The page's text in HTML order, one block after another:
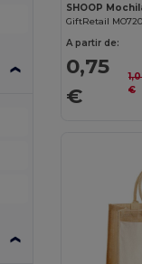
SHOOP
GiftRetail
A partir de:
0,75
€
€